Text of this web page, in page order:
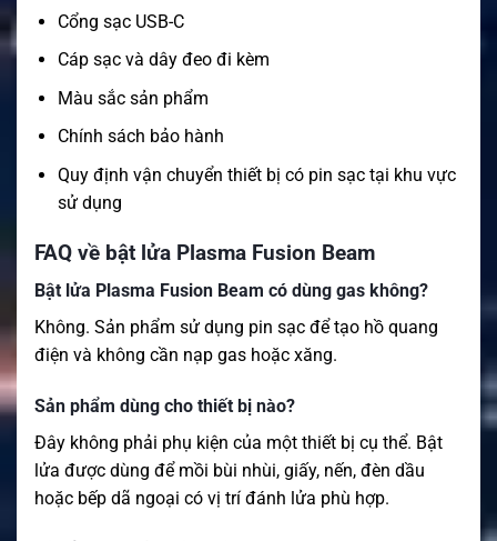
Cổng sạc USB-C
Cáp sạc và dây đeo đi kèm
Màu sắc sản phẩm
Chính sách bảo hành
Quy định vận chuyển thiết bị có pin sạc tại khu vực
sử dụng
FAQ về bật lửa Plasma Fusion Beam
Bật lửa Plasma Fusion Beam có dùng gas không?
Không. Sản phẩm sử dụng pin sạc để tạo hồ quang
điện và không cần nạp gas hoặc xăng.
Sản phẩm dùng cho thiết bị nào?
Đây không phải phụ kiện của một thiết bị cụ thể. Bật
lửa được dùng để mồi bùi nhùi, giấy, nến, đèn dầu
hoặc bếp dã ngoại có vị trí đánh lửa phù hợp.